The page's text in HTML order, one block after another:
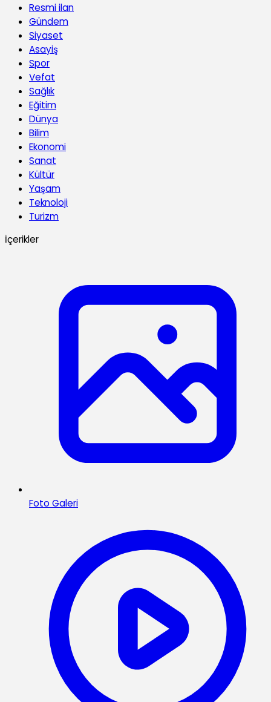
Resmi ilan
Gündem
Siyaset
Asayiş
Spor
Vefat
Sağlık
Eğitim
Dünya
Bilim
Ekonomi
Sanat
Kültür
Yaşam
Teknoloji
Turizm
İçerikler
Foto Galeri